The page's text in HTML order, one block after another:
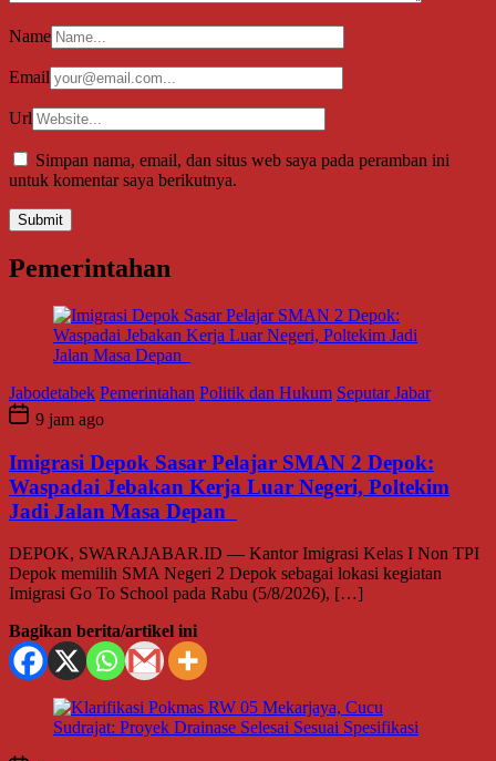
Name
Email
Url
Simpan nama, email, dan situs web saya pada peramban ini
untuk komentar saya berikutnya.
Pemerintahan
Jabodetabek Pemerintahan Politik dan Hukum Seputar Jabar
9 jam ago
Imigrasi Depok Sasar Pelajar SMAN 2 Depok:
Waspadai Jebakan Kerja Luar Negeri, Poltekim
Jadi Jalan Masa Depan
DEPOK, SWARAJABAR.ID — Kantor Imigrasi Kelas I Non TPI
Depok memilih SMA Negeri 2 Depok sebagai lokasi kegiatan
Imigrasi Go To School pada Rabu (5/8/2026), […]
Bagikan berita/artikel ini